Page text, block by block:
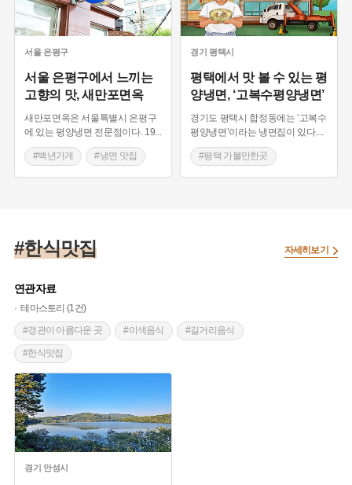
서울 은평구
서울 은평구에서 느끼는
고향의 맛, 새만포면옥
새만포면옥은 서울특별시 은평구
에 있는 평양냉면 전문점이다. 19
#백년가게 #냉면 맛집
경기 평택시
평택에서 맛 볼 수 있는 평
양냉면, ‘고복수평양냉면’
경기도 평택시 합정동에는 ‘고복수
평양냉면’이라는 냉면집이 있다.
#평택 가볼만한곳
#백년가게 #냉면 맛집
#한식맛집
연관자료
테마스토리 (1건)
#경관이 아름다운 곳
#이색음식 #길거리음식
#한식맛집
자세히보기
경기 안성시